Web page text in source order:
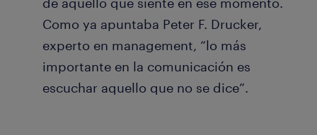
Como ya apuntaba Peter F. Drucker,
experto en management, “lo más
importante en la comunicación es
escuchar aquello que no se dice”.